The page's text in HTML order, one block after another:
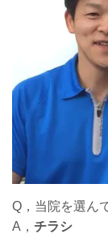
Q，当院を選ん
A， チラシ